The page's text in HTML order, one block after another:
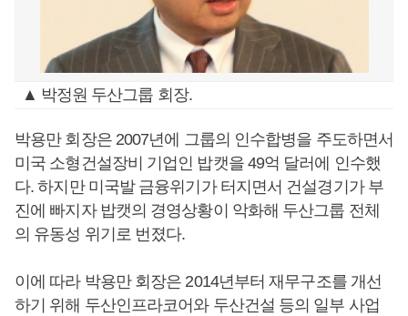
▲ 박정원 두산그룹 회장.
박용만 회장은 2007년에 그룹의 인수합병을 주도하면서
미국 소형건설장비 기업인 밥캣을 49억 달러에 인수했
다. 하지만 미국발 금융위기가 터지면서 건설경기가 부
진에 빠지자 밥캣의 경영상황이 악화해 두산그룹 전체
의 유동성 위기로 번졌다.
이에 따라 박용만 회장은 2014년부터 재무구조를 개선
하기 위해 두산인프라코어와 두산건설 등의 일부 사업